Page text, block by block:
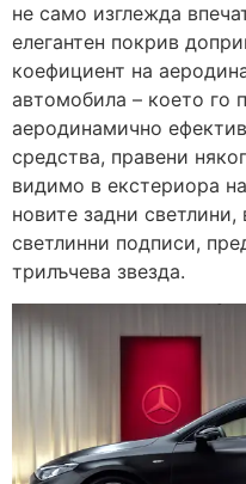
не само изглежда
елегантен покрив
коефициент на
автомобила – което го
аеродинамично
средства, правени
видимо в екстериора
новите задни
светлинни подписи,
трилъчева звезда.